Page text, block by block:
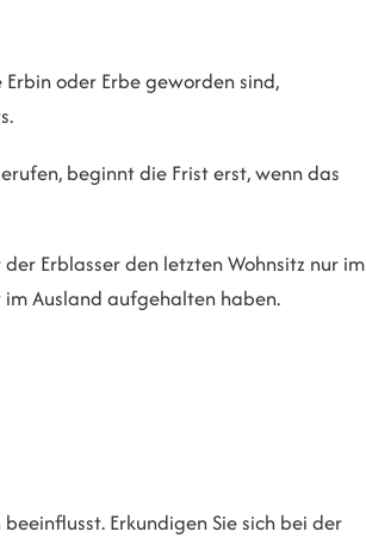
oder Erbe geworden sind,
beginnt die Frist erst, wenn das
Erblasser den letzten Wohnsitz nur im
im Ausland aufgehalten haben.
Erkundigen Sie sich bei der